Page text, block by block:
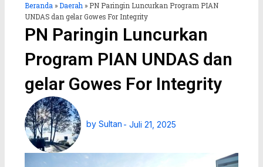
Beranda » Daerah » PN Paringin Luncurkan Program PIAN
UNDAS dan gelar Gowes For Integrity
PN Paringin Luncurkan
Program PIAN UNDAS dan
gelar Gowes For Integrity
bySultan - Juli 21, 2025